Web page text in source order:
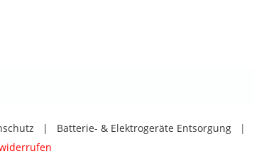
| Batterie- & Elektrogeräte Entsorgung |